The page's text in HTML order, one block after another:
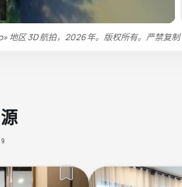
地区 3D 航拍，2026 年。版权所有。严禁复制
9